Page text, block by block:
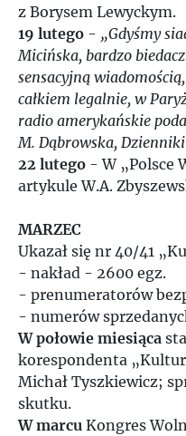
z Borysem Lewyckym.
19 lutego - „Gdyśmy
Micińska, bardzo
sensacyjną
całkiem legalnie, w
radio amerykańskie
M. Dąbrowska,
22 lutego - W „Polsce
artykule W.A.
MARZEC
Ukazał się nr 40/41
- nakład - 2600 egz.
- prenumeratorów
- numerów
W połowie miesiąca
korespondenta
Michał Tyszkiewicz;
skutku.
W marcu Kongres